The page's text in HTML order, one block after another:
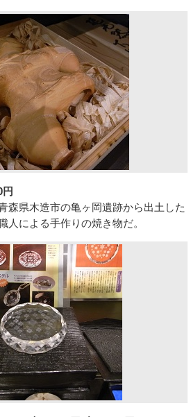
円
森県木造市の亀ヶ岡遺跡から出土した
人による手作りの焼き物だ。